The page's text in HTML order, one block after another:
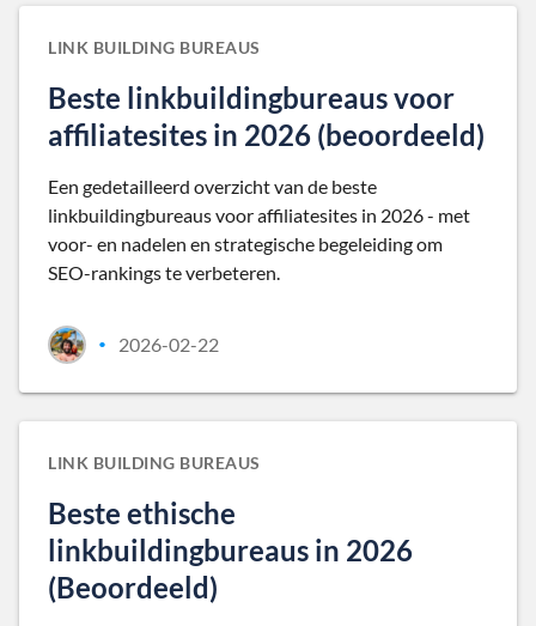
LINK BUILDING BUREAUS
Beste linkbuildingbureaus voor
affiliatesites in 2026 (beoordeeld)
Een gedetailleerd overzicht van de beste
linkbuildingbureaus voor affiliatesites in 2026 - met
voor- en nadelen en strategische begeleiding om
SEO-rankings te verbeteren.
• 2026-02-22
LINK BUILDING BUREAUS
Beste ethische
linkbuildingbureaus in 2026
(Beoordeeld)